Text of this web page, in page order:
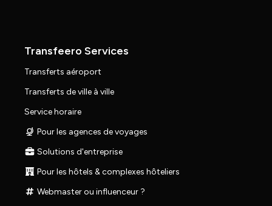
Transfeero Services
Transferts aéroport
Transferts de ville à ville
Service horaire
Pour les agences de voyages
Solutions d'entreprise
Pour les hôtels & complexes hôteliers
Webmaster ou influenceur ?